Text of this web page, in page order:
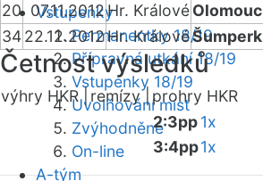
Vstupenky
Permanentky 18/19
Přípravná utkání 18/19
Vstupenky 18/19
Uvolňování míst
Zvýhodněné
On-line
A-tým
20 07.11.2012Hr. KrálovéOlomouc
3422.12.2012Hr. KrálovéŠumperk
Četnost výsledků
výhry HKR | remízy | prohry HKR
2:3pp1x
3:4pp1x